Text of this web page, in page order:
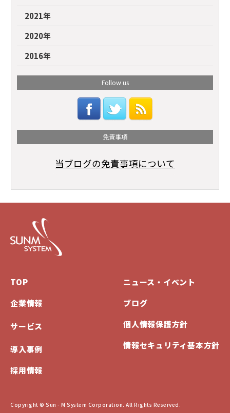
2021年
2020年
2016年
Follow us
免責事項
当ブログの免責事項について
TOP
企業情報
サービス
導入事例
採用情報
ニュース・イベント
ブログ
個人情報保護方針
情報セキュリティ基本方針
Copyright © Sun - M System Corporation. All Rights Reserved.